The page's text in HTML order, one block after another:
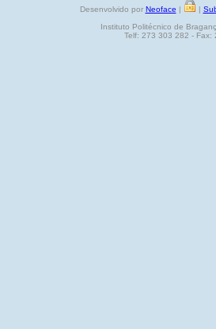
Desenvolvido por Neoface | |
Instituto Politécnico de
Telf: 273 303 282 - Fax: